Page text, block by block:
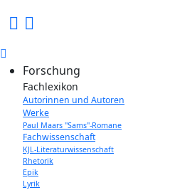
Forschung
Fachlexikon
Autorinnen und Autoren
Werke
Paul Maars "Sams"-Romane
Fachwissenschaft
KJL-Literaturwissenschaft
Rhetorik
Epik
Lyrik